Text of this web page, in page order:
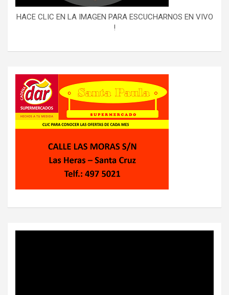
HACE CLIC EN LA IMAGEN PARA ESCUCHARNOS EN VIVO
!